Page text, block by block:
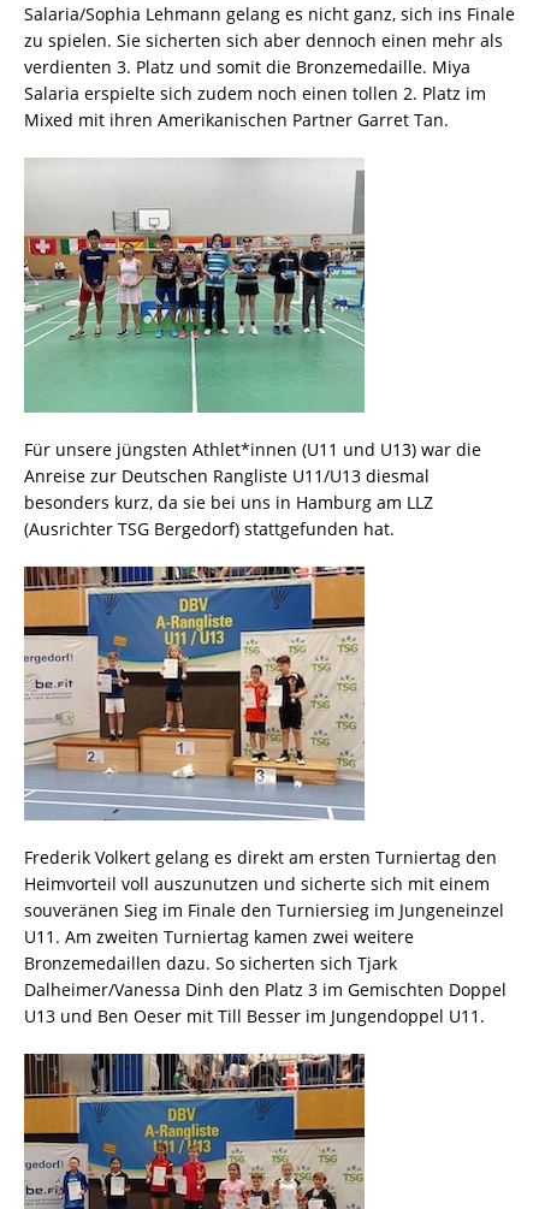
Salaria/Sophia Lehmann gelang es nicht ganz, sich ins Finale
zu spielen. Sie sicherten sich aber dennoch einen mehr als
verdienten 3. Platz und somit die Bronzemedaille. Miya
Salaria erspielte sich zudem noch einen tollen 2. Platz im
Mixed mit ihren Amerikanischen Partner Garret Tan.
Für unsere jüngsten Athlet*innen (U11 und U13) war die
Anreise zur Deutschen Rangliste U11/U13 diesmal
besonders kurz, da sie bei uns in Hamburg am LLZ
(Ausrichter TSG Bergedorf) stattgefunden hat.
Frederik Volkert gelang es direkt am ersten Turniertag den
Heimvorteil voll auszunutzen und sicherte sich mit einem
souveränen Sieg im Finale den Turniersieg im Jungeneinzel
U11. Am zweiten Turniertag kamen zwei weitere
Bronzemedaillen dazu. So sicherten sich Tjark
Dalheimer/Vanessa Dinh den Platz 3 im Gemischten Doppel
U13 und Ben Oeser mit Till Besser im Jungendoppel U11.